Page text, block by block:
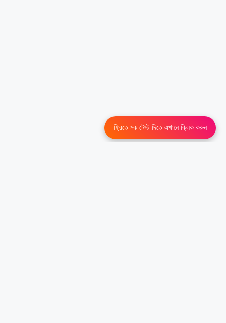
ফ্রিতে মক টেস্ট দিতে এখানে ক্লিক করুন